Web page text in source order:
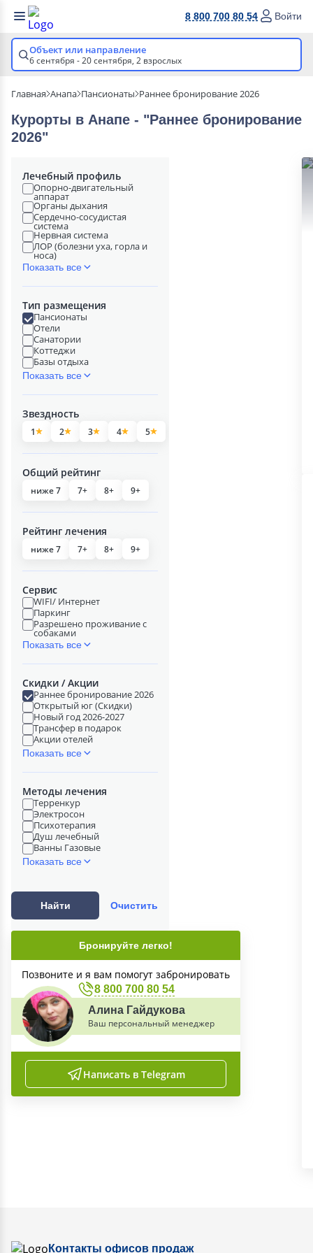
8 800 700 80 54 Войти
Объект или направление
6 сентября - 20 сентября, 2 взрослых
Главная Анапа Пансионаты Раннее бронирование 2026
Курорты в Анапе - "Раннее бронирование
2026"
Лечебный профиль
Опорно-двигательный
аппарат
Органы дыхания
Сердечно-сосудистая
система
Нервная система
ЛОР (болезни уха, горла и
носа)
Показать все
Тип размещения
Пансионаты
Отели
Санатории
Коттеджи
Базы отдыха
Показать все
Звездность
1 2 3 4 5
Общий рейтинг
ниже 7 7+ 8+ 9+
Рейтинг лечения
ниже 7 7+ 8+ 9+
Сервис
WIFI/ Интернет
Паркинг
Разрешено проживание с
собаками
Показать все
Скидки / Акции
Раннее бронирование 2026
Открытый юг (Скидки)
Новый год 2026-2027
Трансфер в подарок
Акции отелей
Показать все
Методы лечения
Терренкур
Электросон
Психотерапия
Душ лечебный
Ванны Газовые
Показать все
Найти Очистить
Бронируйте легко!
Позвоните и я вам помогут забронировать
8 800 700 80 54
Алина Гайдукова
Ваш персональный менеджер
Написать в Telegram
Контакты офисов продаж